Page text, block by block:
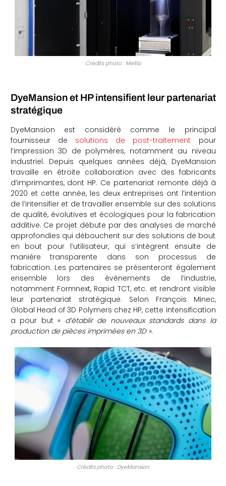
Crédits photo : Meltio
DyeMansion et HP intensifient leur partenariat
stratégique
DyeMansion est considéré comme le principal
fournisseur de solutions de post-traitement pour
l’impression 3D de polymères, notamment au niveau
industriel. Depuis quelques années déjà, DyeMansion
travaille en étroite collaboration avec des fabricants
d’imprimantes, dont HP. Ce partenariat remonte déjà à
2020 et cette année, les deux entreprises ont l’intention
de l’intensifier et de travailler ensemble sur des solutions
de qualité, évolutives et écologiques pour la fabrication
additive. Ce projet débute par des analyses de marché
approfondies qui débouchent sur des solutions de bout
en bout pour l’utilisateur, qui s’intègrent ensuite de
manière transparente dans son processus de
fabrication. Les partenaires se présenteront également
ensemble lors des événements de l’industrie,
notamment Formnext, Rapid TCT, etc. et rendront visible
leur partenariat stratégique. Selon François Minec,
Global Head of 3D Polymers chez HP, cette intensification
a pour but « d’établir de nouveaux standards dans la
production de pièces imprimées en 3D ».
Crédits photo : DyeMansion